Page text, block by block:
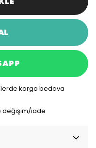
kargo bedava
değişim/iade